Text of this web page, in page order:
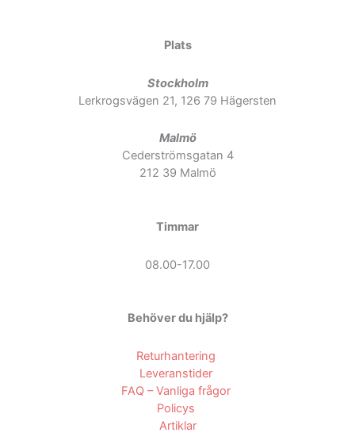
Plats
Stockholm
Lerkrogsvägen 21, 126 79 Hägersten
Malmö
Cederströmsgatan 4
212 39 Malmö
Timmar
08.00-17.00
Behöver du hjälp?
Returhantering
Leveranstider
FAQ – Vanliga frågor
Policys
Artiklar